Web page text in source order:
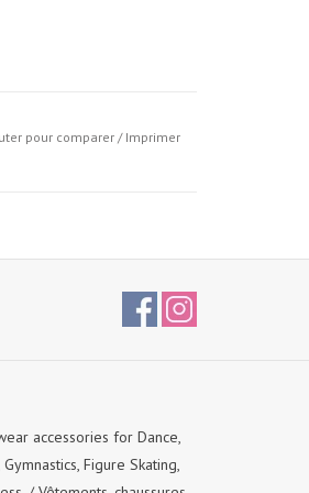
pour comparer / Imprimer
accessories for Dance,
Figure Skating,